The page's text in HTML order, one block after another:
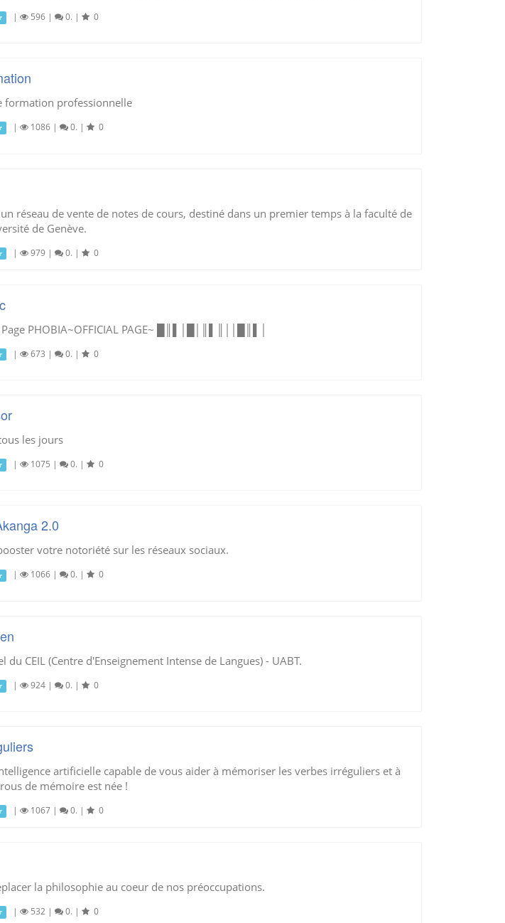
| 596| 0. | 0
formation professionnelle
| 1086| 0. | 0
réseau de vente de notes de cours, destiné dans un premier temps à la faculté de
de Genève.
| 979| 0. | 0
PHOBIA~OFFICIAL PAGE~ █║▌│█│║▌║││█║▌│
| 673 | 0. | 0
les jours
| 1075 | 0. | 0
2.0
votre notoriété sur les réseaux sociaux.
| 1066| 0. | 0
du CEIL (Centre d'Enseignement Intense de Langues) - UABT.
| 924| 0. | 0
artificielle capable de vous aider à mémoriser les verbes irréguliers et à
de mémoire est née !
| 1067| 0. | 0
la philosophie au coeur de nos préoccupations.
| 532| 0. | 0